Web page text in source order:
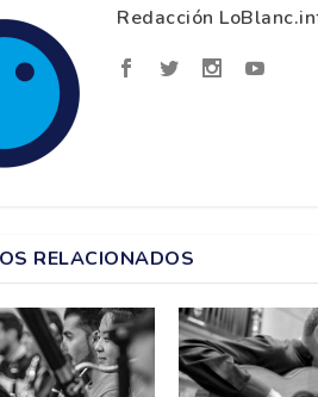
Redacción
RELACIONADOS